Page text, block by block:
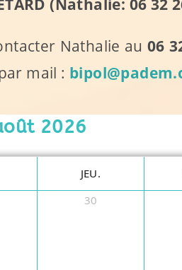
Nathalie au 06
mail :
2026
JEU.
30